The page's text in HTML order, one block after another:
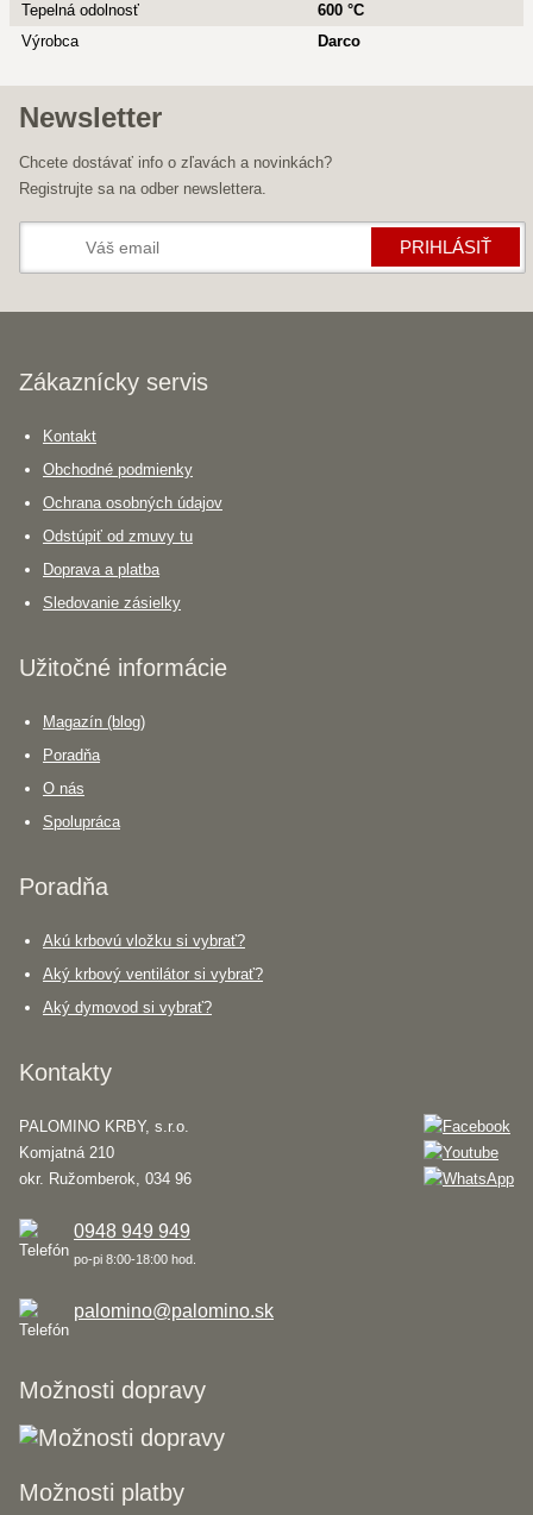
Tepelná odolnosť
600 °C
Výrobca
Darco
Newsletter
Chcete dostávať info o zľavách a novinkách?
Registrujte sa na odber newslettera.
PRIHLÁSIŤ
Zákaznícky servis
Kontakt
Obchodné podmienky
Ochrana osobných údajov
Odstúpiť od zmuvy tu
Doprava a platba
Sledovanie zásielky
Užitočné informácie
Magazín (blog)
Poradňa
O nás
Spolupráca
Poradňa
Akú krbovú vložku si vybrať?
Aký krbový ventilátor si vybrať?
Aký dymovod si vybrať?
Kontakty
PALOMINO KRBY, s.r.o.
Komjatná 210
okr. Ružomberok, 034 96
0948 949 949
po-pi 8:00-18:00 hod.
palomino@palomino.sk
Možnosti dopravy
Možnosti platby